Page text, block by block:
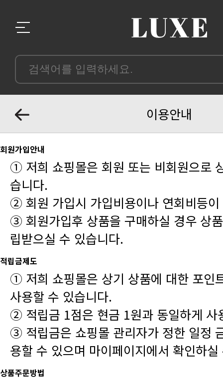
이용안내
회원가입안내
습니다.
② 회원 가입시 가입비용이나 연회비등
립받으실 수 있습니다.
적립금제도
사용할 수 있습니다.
② 적립금 1점은 현금 1원과 동일하게 사
용할 수 있으며 마이페이지에서 확인하
상품주문방법